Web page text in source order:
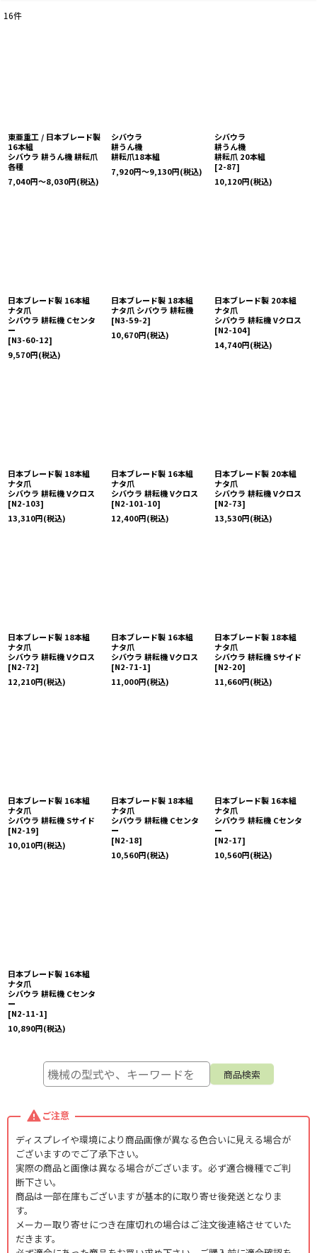
16件
東亜重工 / 日本ブレード製
16本組
シバウラ 耕うん機 耕耘爪
各種
7,040円～8,030円(税込)
シバウラ
耕うん機
耕耘爪18本組
7,920円～9,130円(税込)
シバウラ
耕うん機
耕耘爪 20本組
[2-87]
10,120円(税込)
日本ブレード製 16本組
ナタ爪
シバウラ 耕耘機 Cセンタ
ー
[N3-60-12]
9,570円(税込)
日本ブレード製 18本組
ナタ爪 シバウラ 耕耘機
[N3-59-2]
10,670円(税込)
日本ブレード製 20本組
ナタ爪
シバウラ 耕耘機 Vクロス
[N2-104]
14,740円(税込)
日本ブレード製 18本組
ナタ爪
シバウラ 耕耘機 Vクロス
[N2-103]
13,310円(税込)
日本ブレード製 16本組
ナタ爪
シバウラ 耕耘機 Vクロス
[N2-101-10]
12,400円(税込)
日本ブレード製 20本組
ナタ爪
シバウラ 耕耘機 Vクロス
[N2-73]
13,530円(税込)
日本ブレード製 18本組
ナタ爪
シバウラ 耕耘機 Vクロス
[N2-72]
12,210円(税込)
日本ブレード製 16本組
ナタ爪
シバウラ 耕耘機 Vクロス
[N2-71-1]
11,000円(税込)
日本ブレード製 18本組
ナタ爪
シバウラ 耕耘機 Sサイド
[N2-20]
11,660円(税込)
日本ブレード製 16本組
ナタ爪
シバウラ 耕耘機 Sサイド
[N2-19]
10,010円(税込)
日本ブレード製 18本組
ナタ爪
シバウラ 耕耘機 Cセンタ
ー
[N2-18]
10,560円(税込)
日本ブレード製 16本組
ナタ爪
シバウラ 耕耘機 Cセンタ
ー
[N2-17]
10,560円(税込)
日本ブレード製 16本組
ナタ爪
シバウラ 耕耘機 Cセンタ
ー
[N2-11-1]
10,890円(税込)
ご注意
ディスプレイや環境により商品画像が異なる色合いに見える場合が
ございますのでご了承下さい。
実際の商品と画像は異なる場合がございます。必ず適合機種でご判
断下さい。
商品は一部在庫もございますが基本的に取り寄せ後発送となりま
す。
メーカー取り寄せにつき在庫切れの場合はご注文後連絡させていた
だきます。